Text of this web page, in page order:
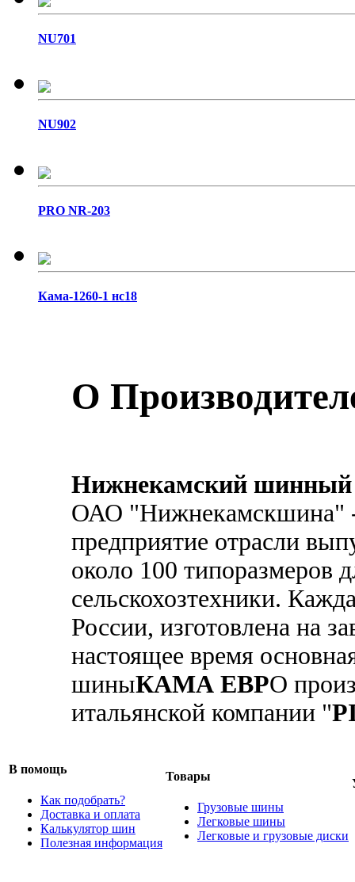
NU701
NU902
PRO NR-203
Кама-1260-1 нс18
О
Нижнекамский шинный
ОАО "Нижнекамскшина"
предприятие отрасли
около 100 типоразмеров
сельскохозтехники.
России, изготовлена на
настоящее время
шиныКАМА ЕВРО
итальянской компании "
В помощь
Как подобрать?
Доставка и оплата
Калькулятор шин
Полезная информация
Товары
Грузовые шины
Легковые шины
Легковые и грузовые диски